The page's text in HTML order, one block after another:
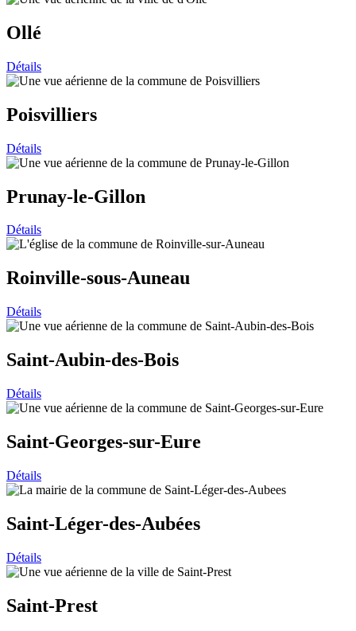
Ollé
Détails
Poisvilliers
Détails
Prunay-le-Gillon
Détails
Roinville-sous-Auneau
Détails
Saint-Aubin-des-Bois
Détails
Saint-Georges-sur-Eure
Détails
Saint-Léger-des-Aubées
Détails
Saint-Prest